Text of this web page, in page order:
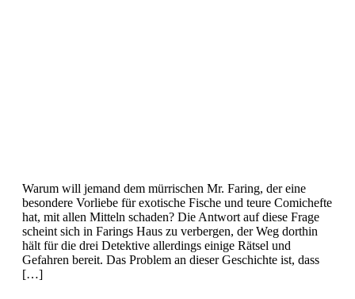
Warum will jemand dem mürrischen Mr. Faring, der eine
besondere Vorliebe für exotische Fische und teure Comichefte
hat, mit allen Mitteln schaden? Die Antwort auf diese Frage
scheint sich in Farings Haus zu verbergen, der Weg dorthin
hält für die drei Detektive allerdings einige Rätsel und
Gefahren bereit. Das Problem an dieser Geschichte ist, dass
[…]